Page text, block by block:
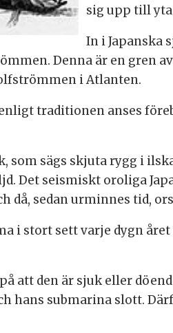
sig upp till
In i Japanska
Denna är en gren
i Atlanten.
traditionen anses
sägs skjuta rygg i
Det seismiskt oroliga
då, sedan urminnes tid,
i stort sett varje dygn
att den är sjuk eller
hans submarina slott.